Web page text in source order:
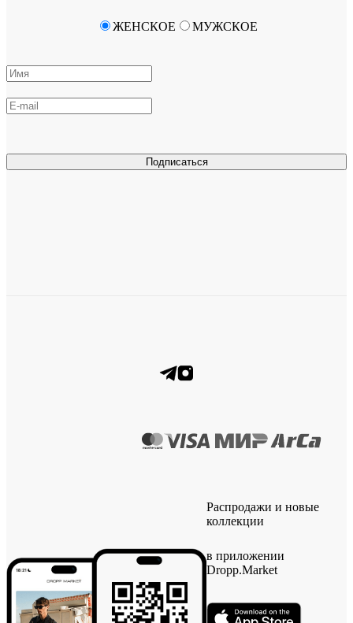
Подписаться
ЖЕНСКОЕ МУЖСКОЕ
Распродажи и новые
коллекции
в приложении
Dropp.Market